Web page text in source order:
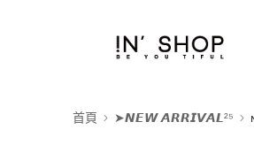
首頁 ➤𝙉𝙀𝙒 𝘼𝙍𝙍𝙄𝙑𝘼𝙇²⁵